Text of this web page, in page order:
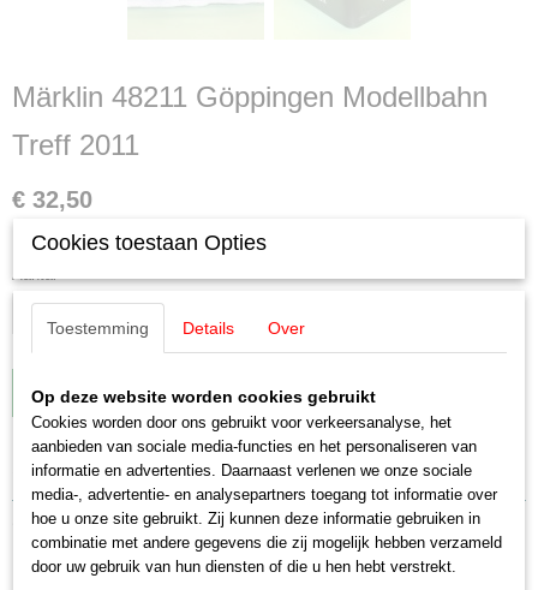
Märklin 48211 Göppingen Modellbahn
Treff 2011
€ 32,50
Op voorraad
Aantal
IN WINKELWAGEN
Specificaties
EAN code
4001883482118
Productcode leverancier
Omschrijving
Märklin 48211 Göppingen
Cookies toestaan Opties
Toestemming Details Over
Op deze website worden cookies gebruikt
Cookies worden door ons gebruikt voor verkeersanalyse, het
aanbieden van sociale media-functies en het personaliseren van
informatie en advertenties. Daarnaast verlenen we onze sociale
media-, advertentie- en analysepartners toegang tot informatie over
hoe u onze site gebruikt. Zij kunnen deze informatie gebruiken in
combinatie met andere gegevens die zij mogelijk hebben verzameld
door uw gebruik van hun diensten of die u hen hebt verstrekt.